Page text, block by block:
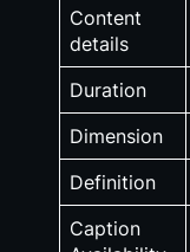
Content
details
Duration
Dimension
Definition
Caption